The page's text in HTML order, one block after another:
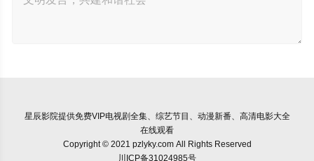
星辰影院提供免费VIP电视剧全集、综艺节目、动漫新番、高清电影大全
在线观看
Copyright © 2021 pzlyky.com All Rights Reserved
川ICP备31024985号